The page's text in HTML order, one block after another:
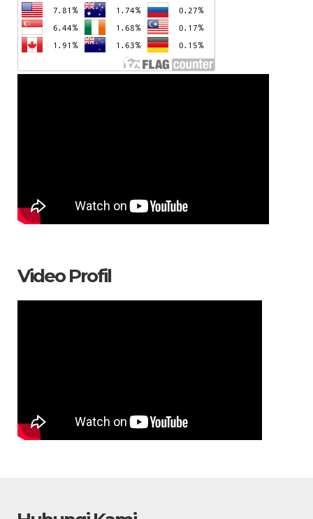
Video Profil